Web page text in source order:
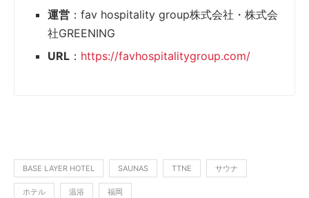
運営 ：fav hospitality group株式会社・株式会
社GREENING
URL ： https://favhospitalitygroup.com/
BASE LAYER HOTEL SAUNAS TTNE サウナ
ホテル 温浴 福岡